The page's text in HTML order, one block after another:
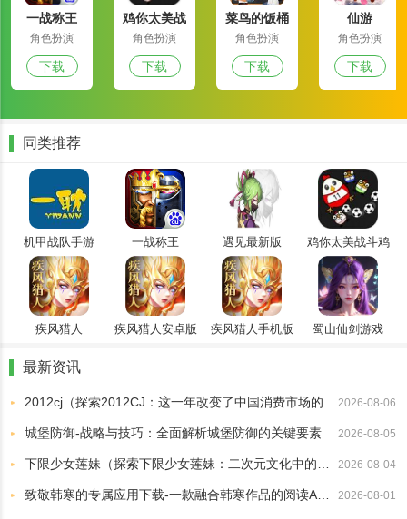
一战称王
角色扮演
下载
鸡你太美战
斗鸡
角色扮演
下载
菜鸟的饭桶
角色扮演
下载
仙游
角色扮演
下载
同类推荐
机甲战队手游
2024最新版
一战称王 遇见最新版 鸡你太美战斗鸡
疾风猎人 疾风猎人安卓版 疾风猎人手机版 蜀山仙剑游戏
最新资讯
2026-08-06
城堡防御-战略与技巧：全面解析城堡防御的关键要素 2026-08-05
2026-08-04
2026-08-01